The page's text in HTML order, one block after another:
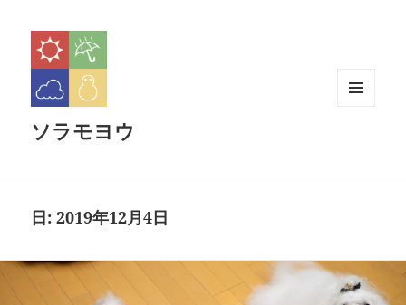
ソラモヨウ
日:2019年12月4日